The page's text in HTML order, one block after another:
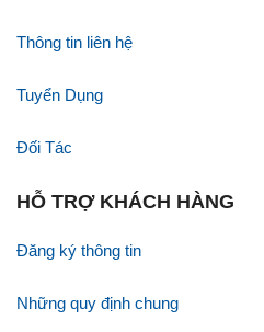
Thông tin liên hệ
Tuyển Dụng
Đối Tác
HỖ TRỢ KHÁCH HÀNG
Đăng ký thông tin
Những quy định chung